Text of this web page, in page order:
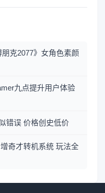
克2077》女角色素颜
九点提升用户体验
错误 价格创史低价
奇才转机系统 玩法全